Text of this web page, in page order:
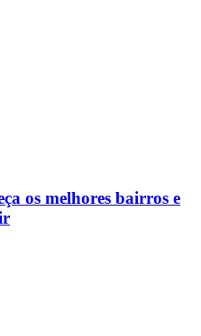
os melhores bairros e